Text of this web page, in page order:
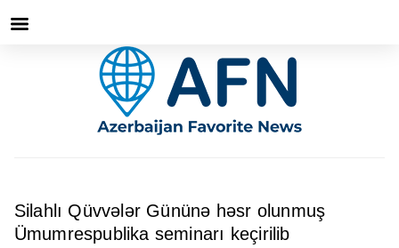
Silahlı Qüvvələr Gününə həsr olunmuş
Ümumrespublika seminarı keçirilib